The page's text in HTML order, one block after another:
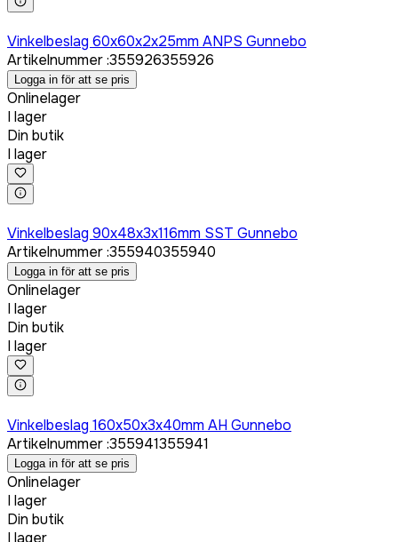
Vinkelbeslag 60x60x2x25mm ANPS Gunnebo
Artikelnummer:355926355926
Logga in för att se pris
Onlinelager
I lager
Din butik
I lager
Vinkelbeslag 90x48x3x116mm SST Gunnebo
Artikelnummer:355940355940
Logga in för att se pris
Onlinelager
I lager
Din butik
I lager
Vinkelbeslag 160x50x3x40mm AH Gunnebo
Artikelnummer:355941355941
Logga in för att se pris
Onlinelager
I lager
Din butik